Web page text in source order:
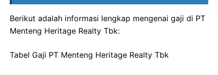
Berikut adalah informasi lengkap mengenai gaji di PT
Menteng Heritage Realty Tbk:
Tabel Gaji PT Menteng Heritage Realty Tbk